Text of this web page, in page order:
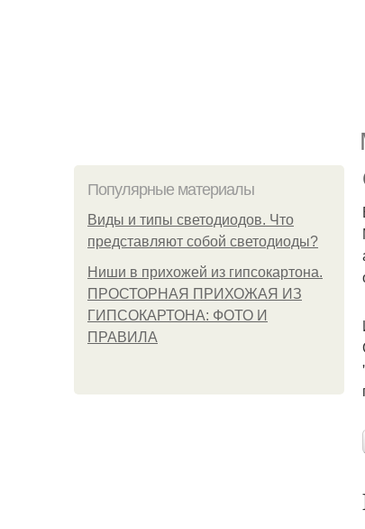
Популярные материалы
Виды и типы светодиодов. Что
представляют собой светодиоды?
Ниши в прихожей из гипсокартона.
ПРОСТОРНАЯ ПРИХОЖАЯ ИЗ
ГИПСОКАРТОНА: ФОТО И
ПРАВИЛА